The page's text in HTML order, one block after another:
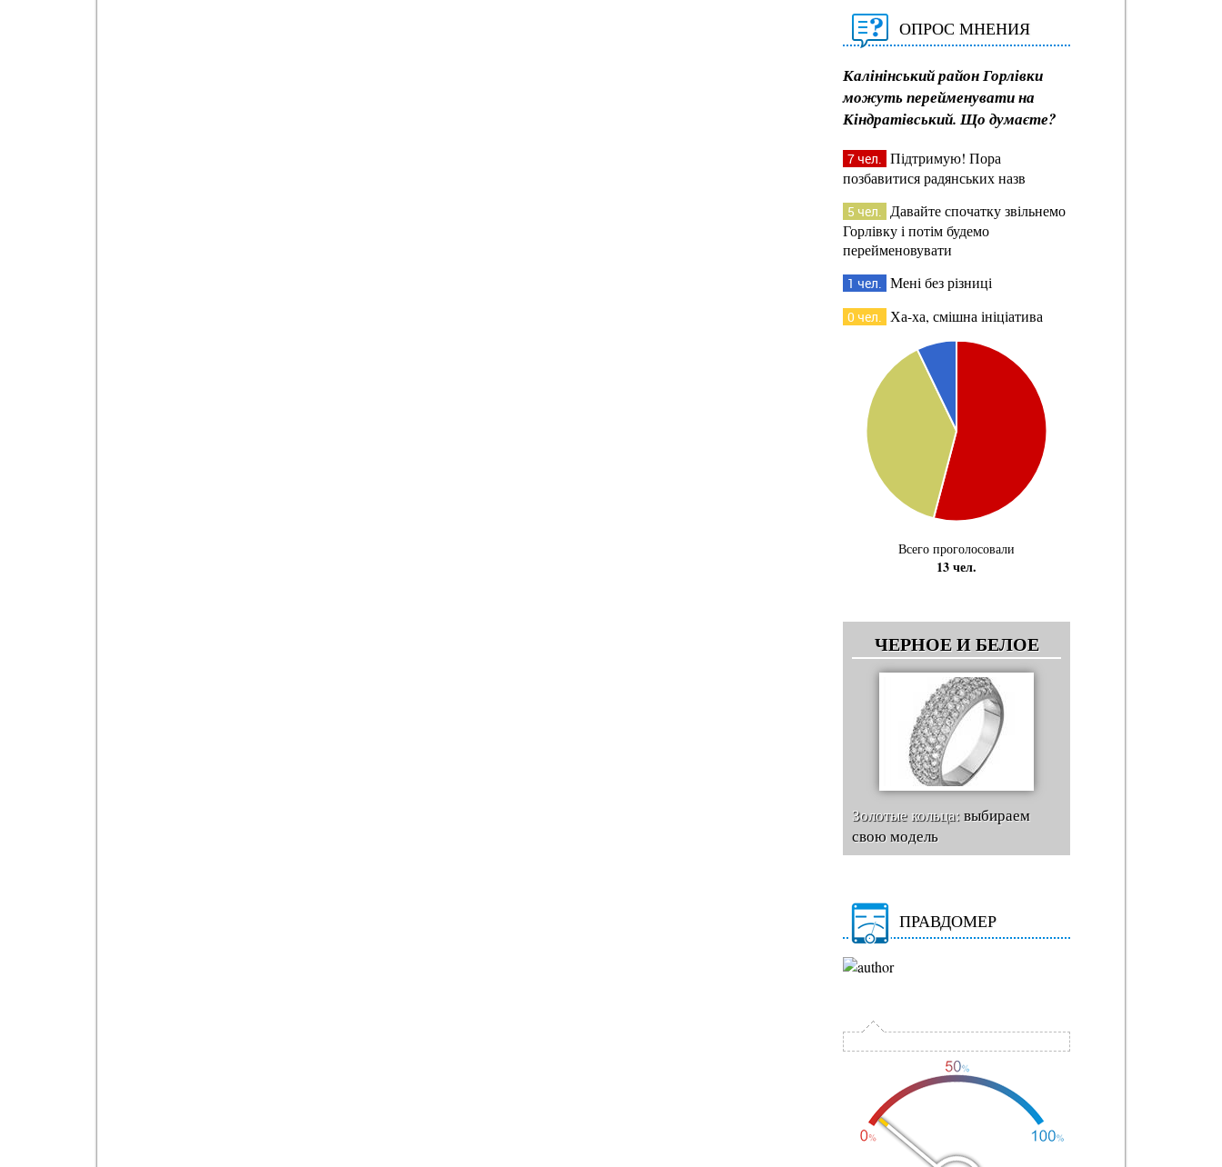
ОПРОС МНЕНИЯ
Калінінський район Горлівки
можуть перейменувати на
Кіндратівський. Що думаєте?
7 чел. Підтримую! Пора
позбавитися радянських назв
5 чел. Давайте спочатку звільнемо
Горлівку і потім будемо
перейменовувати
1 чел. Мені без різниці
0 чел. Ха-ха, смішна ініціатива
Всего проголосовали
13 чел.
ЧЕРНОЕ И БЕЛОЕ
Золотые кольца:выбираем
свою модель
ПРАВДОМЕР